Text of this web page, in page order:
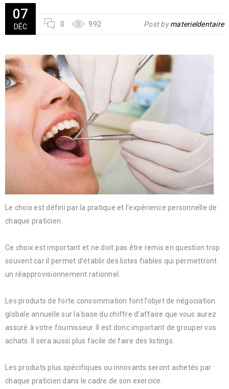
07
DÉC 0 992 Post bymaterieldentaire
Le choix est défini par la pratique et l’expérience personnelle de
chaque praticien.
Ce choix est important et ne doit pas être remis en question trop
souvent car il permet d’établir des listes fiables qui permettront
un réapprovisionnement rationnel.
Les produits de forte consommation font l’objet de négociation
globale annuelle sur la base du chiffre d’affaire que vous aurez
assuré à votre fournisseur. Il est donc important de grouper vos
achats. Il sera aussi plus facile de faire des listings.
Les produits plus spécifiques ou innovants seront achetés par
chaque praticien dans le cadre de son exercice.